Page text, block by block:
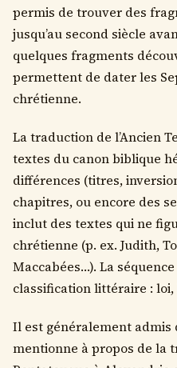
permis de trouver des
jusqu’au second siècle
quelques fragments
permettent de dater les
chrétienne.
La traduction de l’Ancien
textes du canon biblique
différences (titres,
chapitres, ou encore des
inclut des textes qui ne
chrétienne (p. ex. Judith,
Maccabées…). La
classification littéraire :
Il est généralement admis
mentionne à propos de la